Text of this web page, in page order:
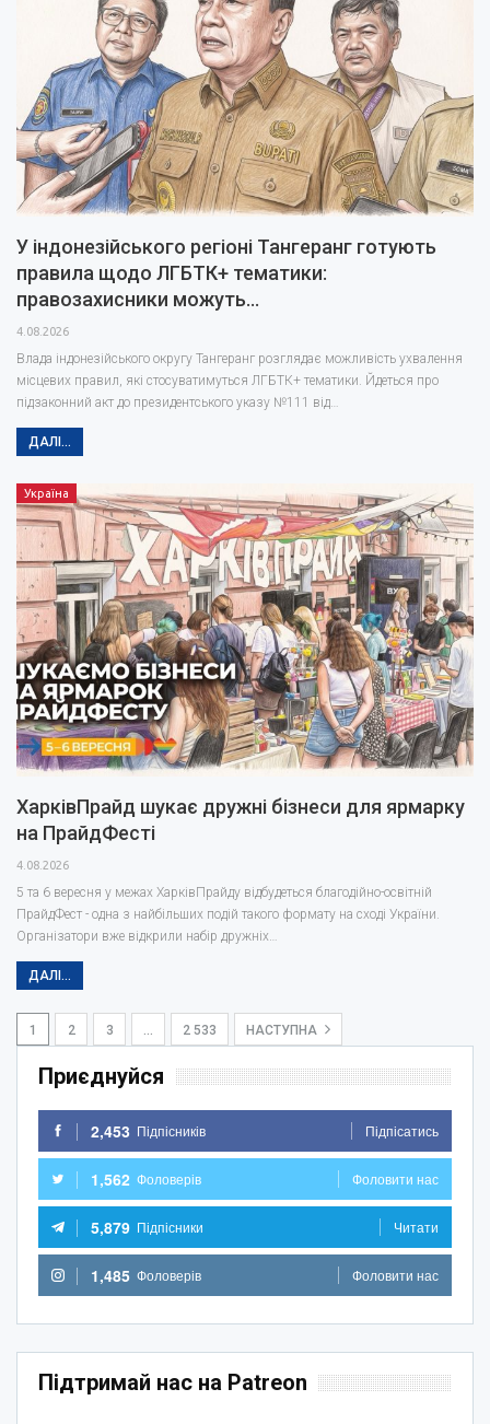
У індонезійського регіоні Тангеранг готують
правила щодо ЛГБТК+ тематики:
правозахисники можуть…
4.08.2026
Влада індонезійського округу Тангеранг розглядає можливість ухвалення
місцевих правил, які стосуватимуться ЛГБТК+ тематики. Йдеться про
підзаконний акт до президентського указу №111 від…
ДАЛІ...
Україна
ХарківПрайд шукає дружні бізнеси для ярмарку
на ПрайдФесті
4.08.2026
5 та 6 вересня у межах ХарківПрайду відбудеться благодійно-освітній
ПрайдФест - одна з найбільших подій такого формату на сході України.
Організатори вже відкрили набір дружніх…
ДАЛІ...
1 2 3 2 533 НАСТУПНА
Приєднуйся
2,453 Підпісників Підпісатись
1,562 Фоловерів Фоловити нас
5,879 Підпісники Читати
1,485 Фоловерів Фоловити нас
Підтримай нас на Patreon